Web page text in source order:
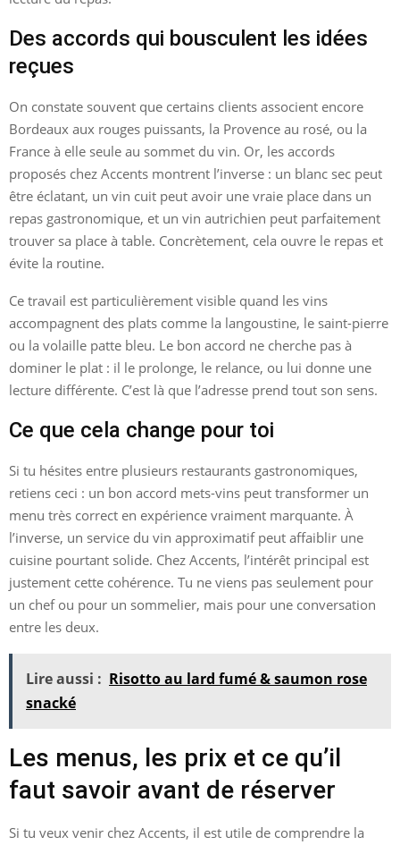
Des accords qui bousculent les idées
reçues
On constate souvent que certains clients associent encore
Bordeaux aux rouges puissants, la Provence au rosé, ou la
France à elle seule au sommet du vin. Or, les accords
proposés chez Accents montrent l’inverse : un blanc sec peut
être éclatant, un vin cuit peut avoir une vraie place dans un
repas gastronomique, et un vin autrichien peut parfaitement
trouver sa place à table. Concrètement, cela ouvre le repas et
évite la routine.
Ce travail est particulièrement visible quand les vins
accompagnent des plats comme la langoustine, le saint-pierre
ou la volaille patte bleu. Le bon accord ne cherche pas à
dominer le plat : il le prolonge, le relance, ou lui donne une
lecture différente. C’est là que l’adresse prend tout son sens.
Ce que cela change pour toi
Si tu hésites entre plusieurs restaurants gastronomiques,
retiens ceci : un bon accord mets-vins peut transformer un
menu très correct en expérience vraiment marquante. À
l’inverse, un service du vin approximatif peut affaiblir une
cuisine pourtant solide. Chez Accents, l’intérêt principal est
justement cette cohérence. Tu ne viens pas seulement pour
un chef ou pour un sommelier, mais pour une conversation
entre les deux.
Lire aussi : Risotto au lard fumé & saumon rose
snacké
Les menus, les prix et ce qu’il
faut savoir avant de réserver
Si tu veux venir chez Accents, il est utile de comprendre la